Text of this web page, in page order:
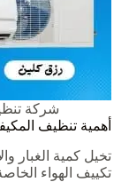
شركة
أهمية تنظيف
تخيل كمية الغبار
تكييف الهواء